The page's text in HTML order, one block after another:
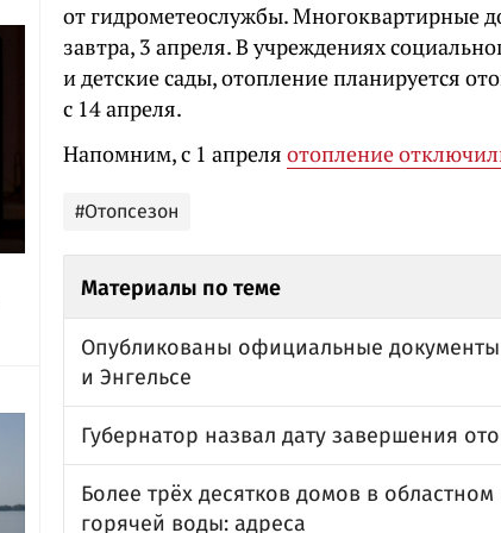
от гидрометеослужбы. Многоквартирные
завтра, 3 апреля. В учреждениях
и детские сады, отопление планируется
с 14 апреля.
Напомним, с 1 апреля отопление
#Отопсезон
Материалы по теме
Опубликованы официальные
и Энгельсе
Губернатор назвал дату завершения
Более трёх десятков домов в
горячей воды: адреса